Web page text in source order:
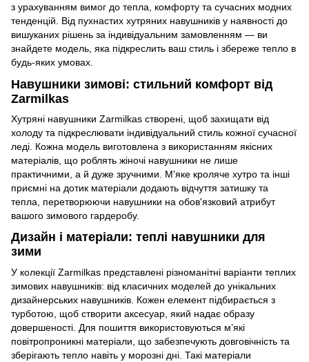
з урахуванням вимог до тепла, комфорту та сучасних модних
тенденцій. Від пухнастих хутряних навушників у наявності до
вишуканих рішень за індивідуальним замовленням — ви
знайдете модель, яка підкреслить ваш стиль і збереже тепло в
будь-яких умовах.
Навушники зимові: стильний комфорт від
Zarmilkas
Хутряні навушники Zarmilkas створені, щоб захищати від
холоду та підкреслювати індивідуальний стиль кожної сучасної
леді. Кожна модель виготовлена з використанням якісних
матеріалів, що роблять жіночі навушники не лише
практичними, а й дуже зручними. М'яке кроляче хутро та інші
приємні на дотик матеріали додають відчуття затишку та
тепла, перетворюючи навушники на обов'язковий атрибут
вашого зимового гардеробу.
Дизайн і матеріали: теплі навушники для
зими
У колекції Zarmilkas представлені різноманітні варіанти теплих
зимових навушників: від класичних моделей до унікальних
дизайнерських навушників. Кожен елемент підбирається з
турботою, щоб створити аксесуар, який надає образу
довершеності. Для пошиття використовуються м’які
повітропроникні матеріали, що забезпечують довговічність та
зберігають тепло навіть у морозні дні. Такі матеріали